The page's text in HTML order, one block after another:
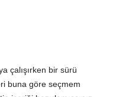
çalışırken bir sürü
buna göre seçmem